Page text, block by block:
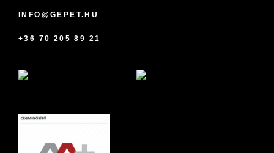
INFO@GEPET.HU
+36 70 205 89 21